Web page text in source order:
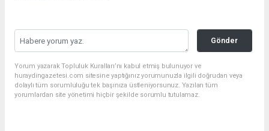
Gönder
Yorum yazarak Topluluk Kuralları’nı kabul etmiş bulunuyor ve
huraydingazetesi.com sitesine yaptığınız yorumunuzla ilgili doğrudan veya
dolaylı tüm sorumluluğu tek başınıza üstleniyorsunuz. Yazılan tüm
yorumlardan site yönetimi hiçbir şekilde sorumlu tutulamaz.